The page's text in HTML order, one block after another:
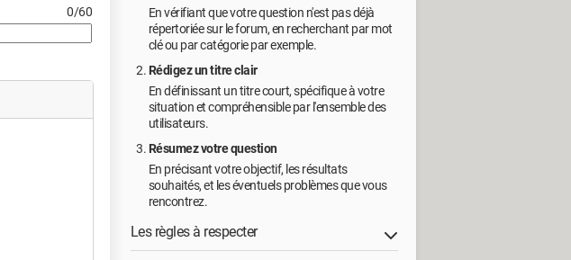
0/60
En vérifiant que votre question n'est pas déjà
répertoriée sur le forum, en recherchant par mot
clé ou par catégorie par exemple.
Rédigez un titre clair
En définissant un titre court, spécifique à votre
situation et compréhensible par l'ensemble des
utilisateurs.
Résumez votre question
En précisant votre objectif, les résultats
souhaités, et les éventuels problèmes que vous
rencontrez.
Les règles à respecter